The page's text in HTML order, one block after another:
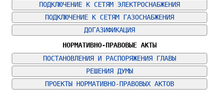
ПОДКЛЮЧЕНИЕ К СЕТЯМ ЭЛЕКТРОСНАБЖЕНИЯ
ПОДКЛЮЧЕНИЕ К СЕТЯМ ГАЗОСНАБЖЕНИЯ
ДОГАЗИФИКАЦИЯ
НОРМАТИВНО-ПРАВОВЫЕ АКТЫ
ПОСТАНОВЛЕНИЯ И РАСПОРЯЖЕНИЯ ГЛАВЫ
РЕШЕНИЯ ДУМЫ
ПРОЕКТЫ НОРМАТИВНО-ПРАВОВЫХ АКТОВ